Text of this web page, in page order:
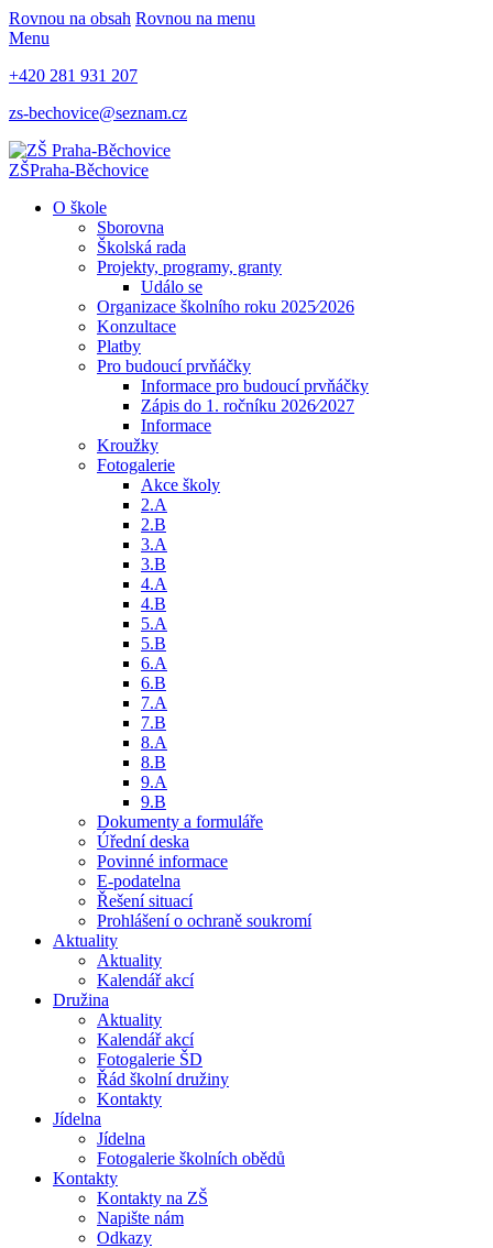
Rovnou na obsah Rovnou na menu
Menu
+420 281 931 207
zs-bechovice@seznam.cz
ZŠPraha-Běchovice
O škole
Sborovna
Školská rada
Projekty, programy, granty
Událo se
Organizace školního roku 2025⁄2026
Konzultace
Platby
Pro budoucí prvňáčky
Informace pro budoucí prvňáčky
Zápis do 1. ročníku 2026⁄2027
Informace
Kroužky
Fotogalerie
Akce školy
2.A
2.B
3.A
3.B
4.A
4.B
5.A
5.B
6.A
6.B
7.A
7.B
8.A
8.B
9.A
9.B
Dokumenty a formuláře
Úřední deska
Povinné informace
E-podatelna
Řešení situací
Prohlášení o ochraně soukromí
Aktuality
Aktuality
Kalendář akcí
Družina
Aktuality
Kalendář akcí
Fotogalerie ŠD
Řád školní družiny
Kontakty
Jídelna
Jídelna
Fotogalerie školních obědů
Kontakty
Kontakty na ZŠ
Napište nám
Odkazy